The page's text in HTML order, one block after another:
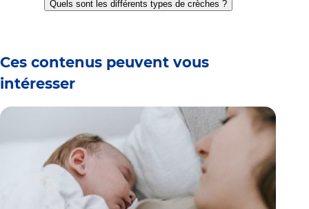
slide
slide
slide
slide
slide
slide
Quels sont les différents types de crèches ?
Ces contenus peuvent vous
intéresser